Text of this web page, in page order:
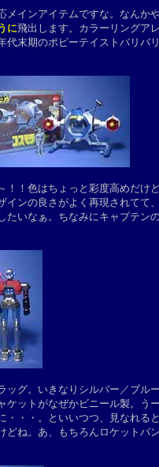
インアイテムですな。なんか
に飛出します。カラーリングア
末期のポピーテイストバリバ
！色はちょっと彩度高めだけ
ンの良さがよく再現されてて
いなぁ。ちなみにキャプテン
グ。いきなりシルバー／ブル
ットがなぜかビニール製。う
・・。といいつつ、見なれる
ね。あ、もちろんロケットパ